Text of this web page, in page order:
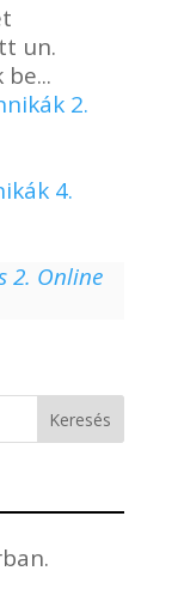
un.
2.
4.
2. Online